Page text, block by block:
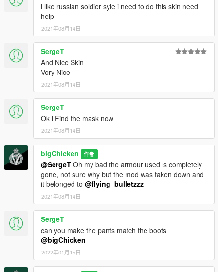
i like russian soldier syle i need to do this skin need
help
2021年08月14日
SergeT
And Nice Skin
Very Nice
2021年08月14日
SergeT
Ok i Find the mask now
2021年08月14日
bigChicken 作者
@SergeT Oh my bad the armour used is completely
gone, not sure why but the mod was taken down and
it belonged to @flying_bulletzzz
2021年08月14日
SergeT
can you make the pants match the boots
@bigChicken
2022年01月15日